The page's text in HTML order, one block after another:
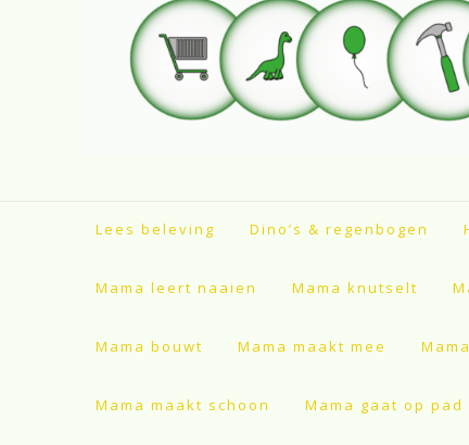
Lees beleving Dino’s & regenbogen
Mama leert naaien Mama knutselt
Mama bouwt Mama maakt mee
Mama maakt schoon Mama gaat op pad